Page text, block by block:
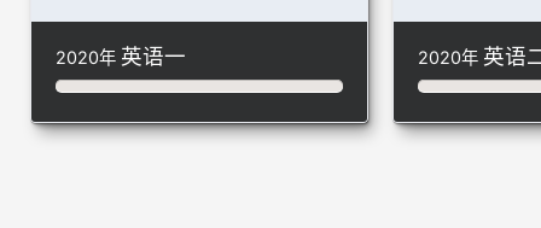
2020年 英语一 2020年 英语